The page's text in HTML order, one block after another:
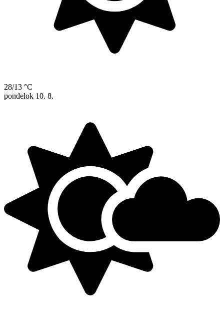
28/13 °C
pondelok 10. 8.